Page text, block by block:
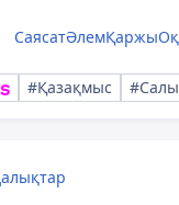
СаясатӘлемҚаржы
#Қазақмыс